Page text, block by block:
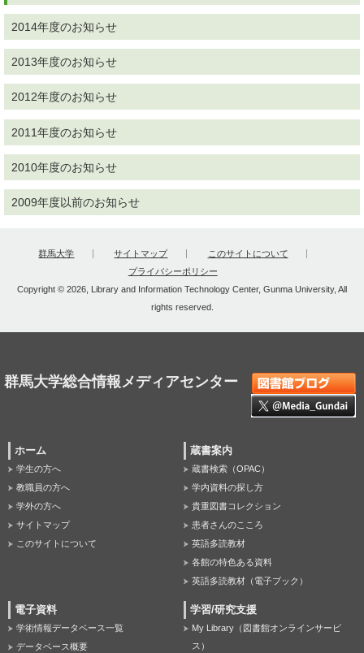
2014年度のお知らせ
2013年度のお知らせ
2012年度のお知らせ
2011年度のお知らせ
2010年度のお知らせ
2009年度以前のお知らせ
群馬大学 サイトマップ
このサイトについて
プライバシーポリシー
Copyright © 2026, Library and Information Technology Center, Gunma University, All
rights reserved.
群馬大学総合情報メディアセンター
ホーム
学生の方へ
教職員の方へ
学外の方へ
サイトマップ
このサイトについて
蔵書案内
蔵書検索（OPAC）
学内資料の探し方
貴重図書コレクション
患者さんのこころ
英語多読教材
各館の特色ある資料
英語多読教材（電子ブック）
電子資料
学術情報データベース一覧
データベース概要
学習/研究支援
My Library（図書館オンラインサービ
ス）